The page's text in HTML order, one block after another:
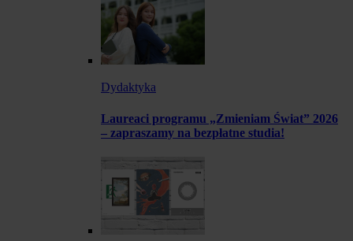
Dydaktyka
Laureaci programu „Zmieniam Świat” 2026
– zapraszamy na bezpłatne studia!